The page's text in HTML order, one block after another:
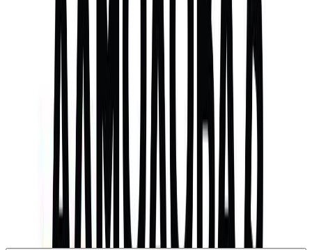
ξεχύθηκαν στο τηλεοπτικό πεδίο να αρπάξουν αυτό που
δικαιωματικά τούς ανήκει. Το βιβλίο συνοδεύεται από δεκάδες
φωτογραφίες των πραγματικών ηρώων που συνάντησε ο
συγγραφέας. Μας συστήνει το σύμπαν αυτό, το σχεδόν
αλμοδοβαρικό, που είναι ένα παλίμψηστο της καψούρας, των
άνομων πράξεων, του γλεντιού, του πάθους και της νύχτας – ένας
δηλαδή ύμνος στη ζωή.
Σύγχρονη Λογοτεχνία Κοινωνικό
Η γνώμη των ακροατών
★ 4.0 /5 Βαθμολογία βιβλίου
Αξιολογήσεις